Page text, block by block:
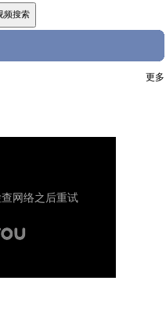
更多